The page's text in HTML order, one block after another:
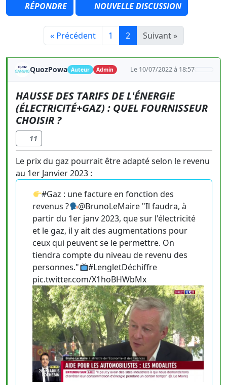
RÉPONDRE NOUVELLE DISCUSSION
« Précédent 1 2 Suivant »
QuozPowa Auteur Admin Le 10/07/2022 à 18:57
HAUSSE DES TARIFS DE L'ÉNERGIE
(ÉLECTRICITÉ+GAZ) : QUEL FOURNISSEUR
CHOISIR ?
11
Le prix du gaz pourrait être adapté selon le revenu
au 1er Janvier 2023 :
#Gaz : une facture en fonction des
revenus ?
@BrunoLeMaire "Il faudra, à
partir du 1er janv 2023, que sur l'électricité
et le gaz, il y ait des augmentations pour
ceux qui peuvent se le permettre. On
tiendra compte du niveau de revenu des
personnes."
#LengletDéchiffre
pic.twitter.com/X1hoBHWbMx